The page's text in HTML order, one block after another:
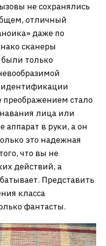
не сохранялись
отличный
даже по
сканеры
были только
стало
лица или
аппарат в руки, а он
это надежная
что вы не
действий, а
Представить
класса
фантасты.